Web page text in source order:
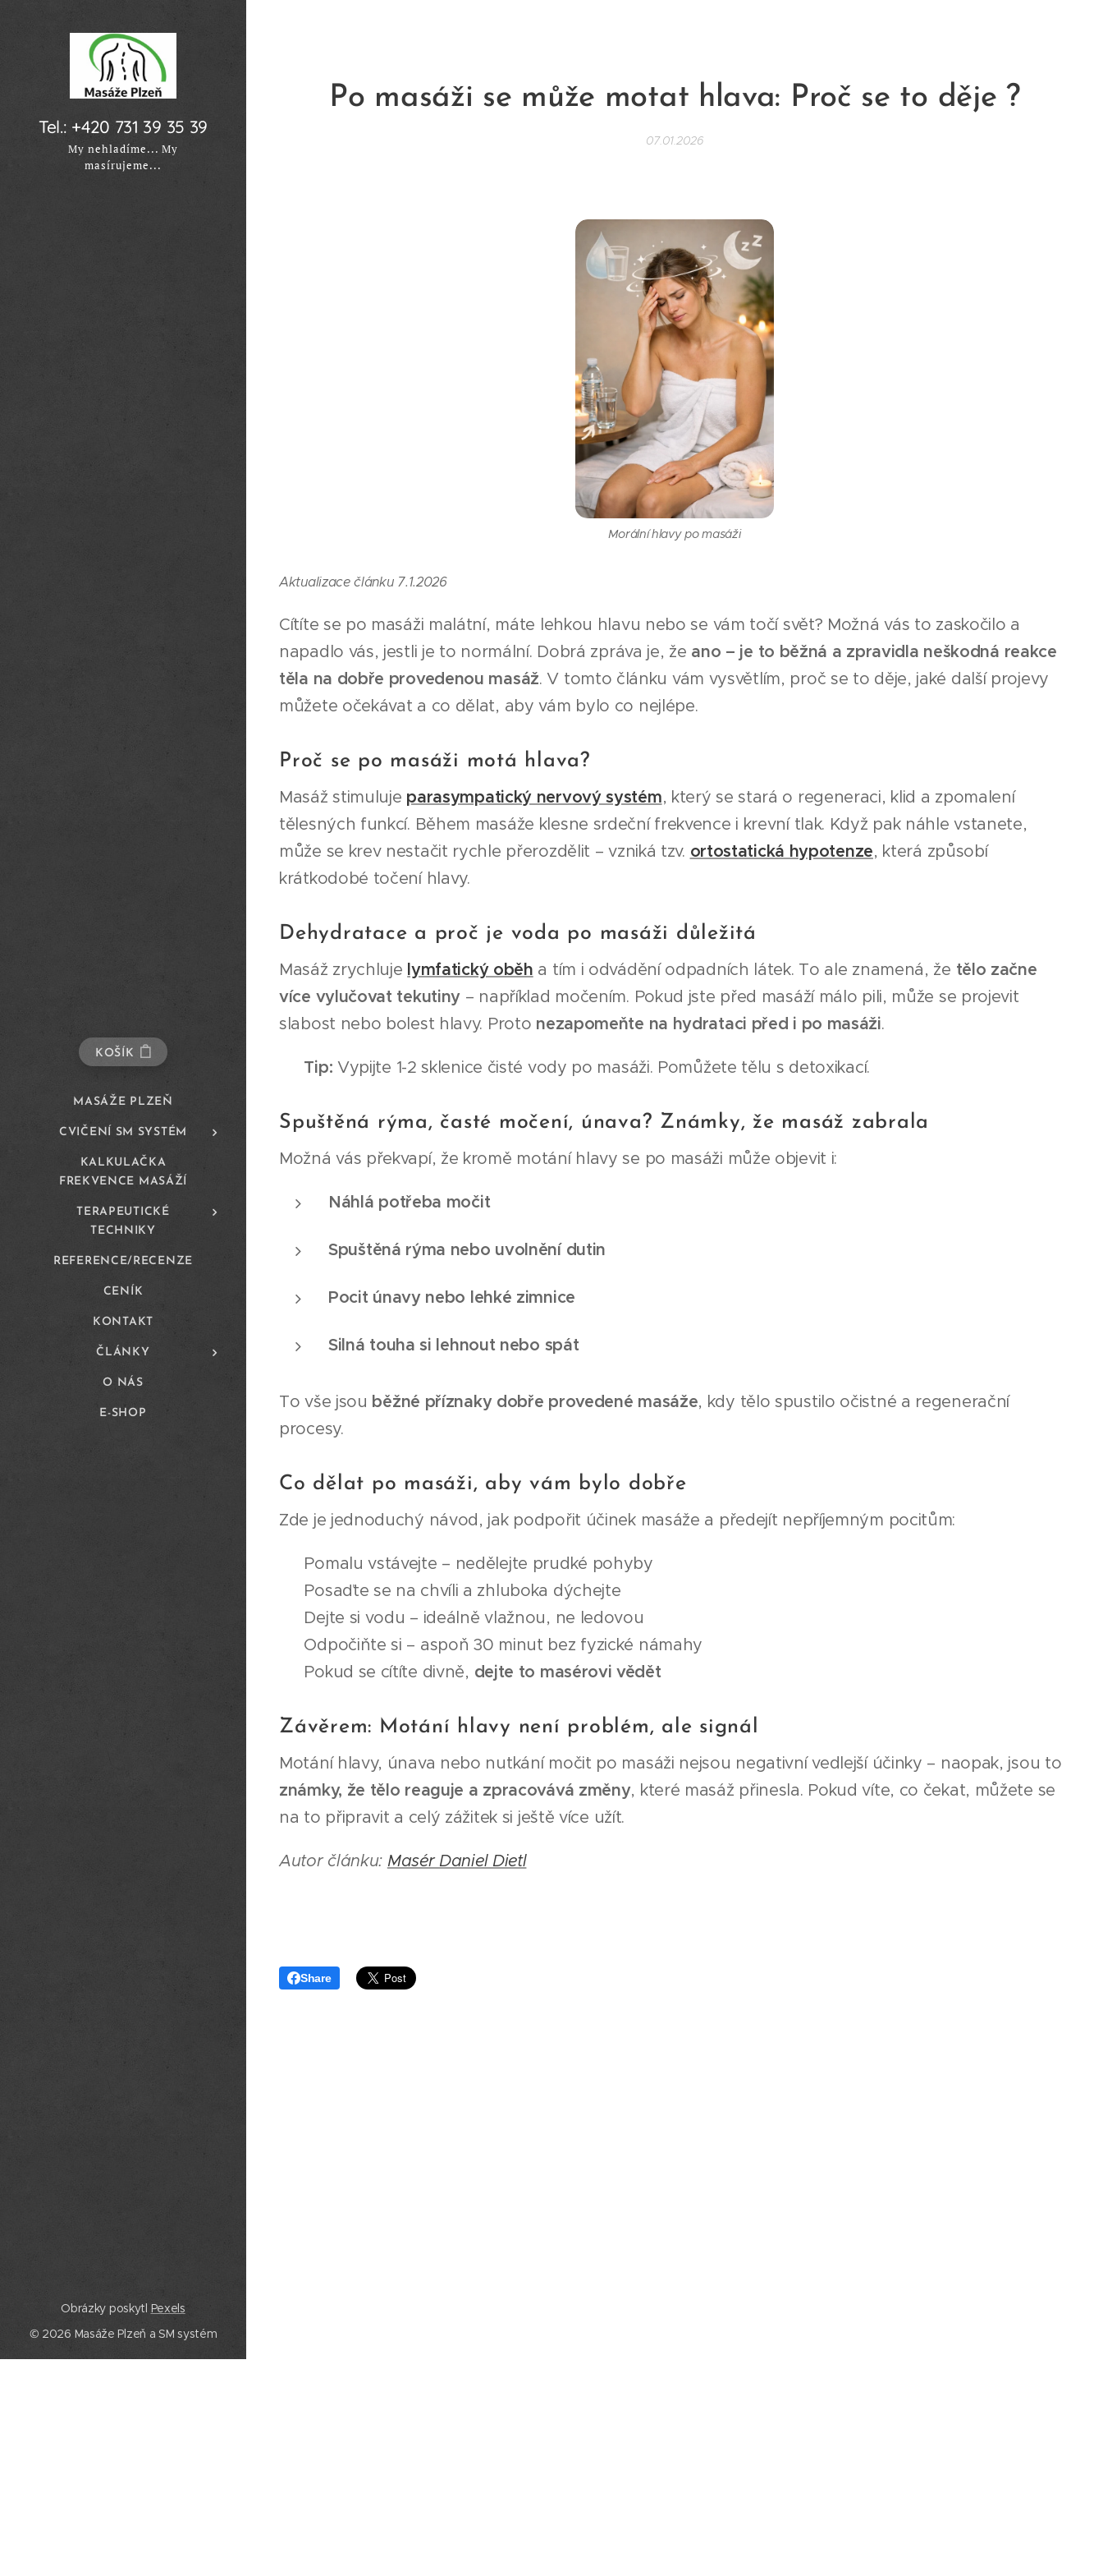
Tel.: +420 731 39 35 39
My nehladíme... My
masírujeme...
KOŠÍK
MASÁŽE PLZEŇ
CVIČENÍ SM SYSTÉM
KALKULAČKA
FREKVENCE MASÁŽÍ
TERAPEUTICKÉ
TECHNIKY
REFERENCE/RECENZE
CENÍK
KONTAKT
ČLÁNKY
O NÁS
E-SHOP
Po masáži se může motat hlava: Proč se to děje ?
07.01.2026
Morální hlavy po masáži
Aktualizace článku 7.1.2026
Cítíte se po masáži malátní, máte lehkou hlavu nebo se vám točí svět? Možná vás to zaskočilo a
napadlo vás, jestli je to normální. Dobrá zpráva je, že ano – je to běžná a zpravidla neškodná reakce
těla na dobře provedenou masáž. V tomto článku vám vysvětlím, proč se to děje, jaké další projevy
můžete očekávat a co dělat, aby vám bylo co nejlépe.
Proč se po masáži motá hlava?
Masáž stimuluje parasympatický nervový systém, který se stará o regeneraci, klid a zpomalení
tělesných funkcí. Během masáže klesne srdeční frekvence i krevní tlak. Když pak náhle vstanete,
může se krev nestačit rychle přerozdělit – vzniká tzv. ortostatická hypotenze, která způsobí
krátkodobé točení hlavy.
Dehydratace a proč je voda po masáži důležitá
Masáž zrychluje lymfatický oběh a tím i odvádění odpadních látek. To ale znamená, že tělo začne
více vylučovat tekutiny – například močením. Pokud jste před masáží málo pili, může se projevit
slabost nebo bolest hlavy. Proto nezapomeňte na hydrataci před i po masáži.
Tip: Vypijte 1-2 sklenice čisté vody po masáži. Pomůžete tělu s detoxikací.
Spuštěná rýma, časté močení, únava? Známky, že masáž zabrala
Možná vás překvapí, že kromě motání hlavy se po masáži může objevit i:
Náhlá potřeba močit
Spuštěná rýma nebo uvolnění dutin
Pocit únavy nebo lehké zimnice
Silná touha si lehnout nebo spát
To vše jsou běžné příznaky dobře provedené masáže, kdy tělo spustilo očistné a regenerační
procesy.
Co dělat po masáži, aby vám bylo dobře
Zde je jednoduchý návod, jak podpořit účinek masáže a předejít nepříjemným pocitům:
✅ Pomalu vstávejte – nedělejte prudké pohyby
✅ Posaďte se na chvíli a zhluboka dýchejte
✅ Dejte si vodu – ideálně vlažnou, ne ledovou
✅ Odpočiňte si – aspoň 30 minut bez fyzické námahy
✅ Pokud se cítíte divně, dejte to masérovi vědět
Závěrem: Motání hlavy není problém, ale signál
Motání hlavy, únava nebo nutkání močit po masáži nejsou negativní vedlejší účinky – naopak, jsou to
známky, že tělo reaguje a zpracovává změny, které masáž přinesla. Pokud víte, co čekat, můžete se
na to připravit a celý zážitek si ještě více užít.
Autor článku: Masér Daniel Dietl
Share
Obrázky poskytl Pexels
© 2026 Masáže Plzeň a SM systém